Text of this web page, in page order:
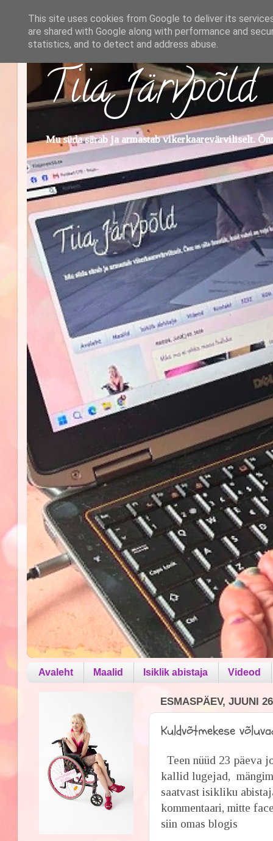
Tiia Järvpõld
Mu süda särab ja armastab vikerkaarevärviliselt.
Avaleht Maalid Isiklik abistaja Videod
ESMASPÄEV, JUUNI
Kuldvõtmekese
Teen nüüd 23 päeva
kallid lugejad,
saatvast isikliku
kommentaari, mitte
siin omas blogis
This site uses cookies from Google to deliver its
are shared with Google along with performance and
statistics, and to detect and address abuse.